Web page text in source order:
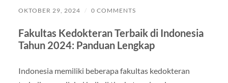
OKTOBER 29, 2024 / 0 COMMENTS
Fakultas Kedokteran Terbaik di Indonesia
Tahun 2024: Panduan Lengkap
Indonesia memiliki beberapa fakultas kedokteran